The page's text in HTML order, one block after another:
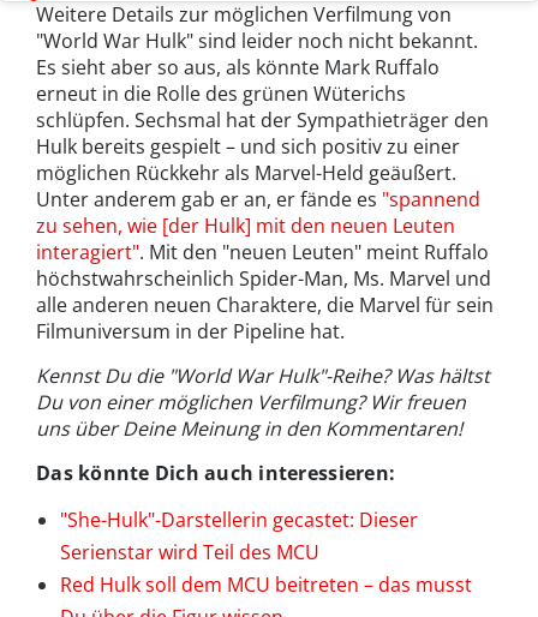
Weitere Details zur möglichen Verfilmung von
"World War Hulk" sind leider noch nicht bekannt.
Es sieht aber so aus, als könnte Mark Ruffalo
erneut in die Rolle des grünen Wüterichs
schlüpfen. Sechsmal hat der Sympathieträger den
Hulk bereits gespielt – und sich positiv zu einer
möglichen Rückkehr als Marvel-Held geäußert.
Unter anderem gab er an, er fände es "spannend
zu sehen, wie [der Hulk] mit den neuen Leuten
interagiert". Mit den "neuen Leuten" meint Ruffalo
höchstwahrscheinlich Spider-Man, Ms. Marvel und
alle anderen neuen Charaktere, die Marvel für sein
Filmuniversum in der Pipeline hat.
Kennst Du die "World War Hulk"-Reihe? Was hältst
Du von einer möglichen Verfilmung? Wir freuen
uns über Deine Meinung in den Kommentaren!
Das könnte Dich auch interessieren:
"She-Hulk"-Darstellerin gecastet: Dieser
Serienstar wird Teil des MCU
Red Hulk soll dem MCU beitreten – das musst